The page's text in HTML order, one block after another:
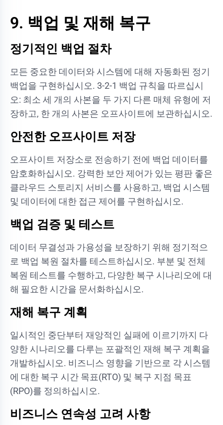
9. 백업 및 재해 복구
정기적인 백업 절차
모든 중요한 데이터와 시스템에 대해 자동화된 정기
백업을 구현하십시오. 3-2-1 백업 규칙을 따르십시
오: 최소 세 개의 사본을 두 가지 다른 매체 유형에 저
장하고, 한 개의 사본은 오프사이트에 보관하십시오.
안전한 오프사이트 저장
오프사이트 저장소로 전송하기 전에 백업 데이터를
암호화하십시오. 강력한 보안 제어가 있는 평판 좋은
클라우드 스토리지 서비스를 사용하고, 백업 시스템
및 데이터에 대한 접근 제어를 구현하십시오.
백업 검증 및 테스트
데이터 무결성과 가용성을 보장하기 위해 정기적으
로 백업 복원 절차를 테스트하십시오. 부분 및 전체
복원 테스트를 수행하고, 다양한 복구 시나리오에 대
해 필요한 시간을 문서화하십시오.
재해 복구 계획
일시적인 중단부터 재앙적인 실패에 이르기까지 다
양한 시나리오를 다루는 포괄적인 재해 복구 계획을
개발하십시오. 비즈니스 영향을 기반으로 각 시스템
에 대한 복구 시간 목표(RTO) 및 복구 지점 목표
(RPO)를 정의하십시오.
비즈니스 연속성 고려 사항